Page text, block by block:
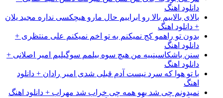
دانلود اهنگ
بالای بالاییم بالا رو ابراییم حال مارو هیچکسی نداره مجید یلان
+ دانلود اهنگ
بدون تو راهمو کج نمیکنم به تو اخم نمیکنم علی منتظری +
دانلود اهنگ
سنن باشکاسینییه من هیچ سوه بیلمم سوگیلیم امیر اصلانی +
دانلود اهنگ
با تو هوا که سرد نیست آدم قبلی شدی امیر رادان + دانلود
اهنگ
نمیدونم چی شد یهو همه چی خراب شد مهراب + دانلود اهنگ